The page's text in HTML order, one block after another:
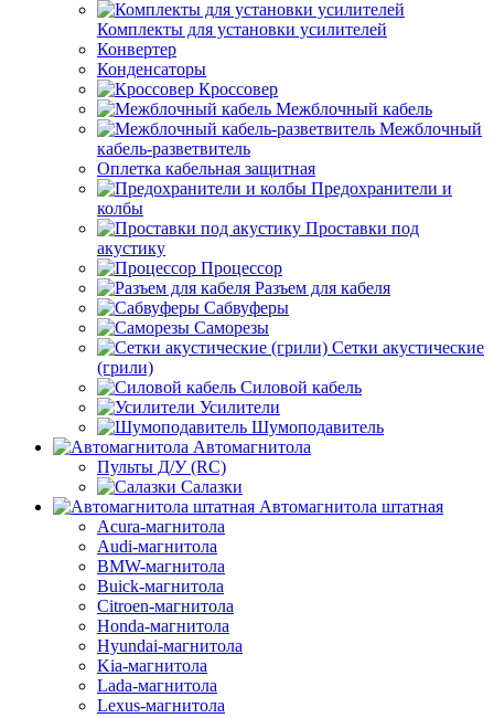
Комплекты для установки усилителей
Конвертер
Конденсаторы
Кроссовер
Межблочный кабель
Межблочный
кабель-разветвитель
Оплетка кабельная защитная
Предохранители и
колбы
Проставки под
акустику
Процессор
Разъем для кабеля
Сабвуферы
Саморезы
Сетки акустические
(грили)
Силовой кабель
Усилители
Шумоподавитель
Автомагнитола
Пульты Д/У (RC)
Салазки
Автомагнитола штатная
Acura-магнитола
Audi-магнитола
BMW-магнитола
Buick-магнитола
Citroen-магнитола
Honda-магнитола
Hyundai-магнитола
Kia-магнитола
Lada-магнитола
Lexus-магнитола